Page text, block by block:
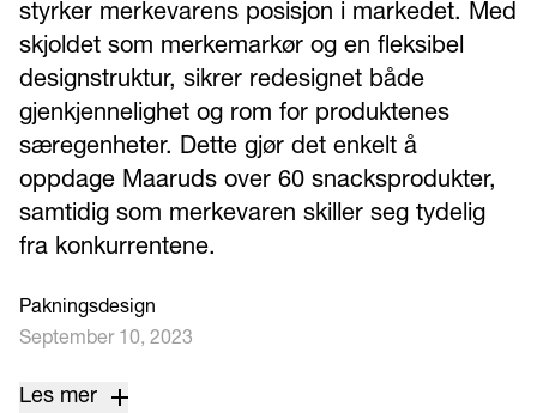
styrker merkevarens posisjon i markedet. Med
skjoldet som merkemarkør og en fleksibel
designstruktur, sikrer redesignet både
gjenkjennelighet og rom for produktenes
særegenheter. Dette gjør det enkelt å
oppdage Maaruds over 60 snacksprodukter,
samtidig som merkevaren skiller seg tydelig
fra konkurrentene.
Pakningsdesign
September 10, 2023
Les mer